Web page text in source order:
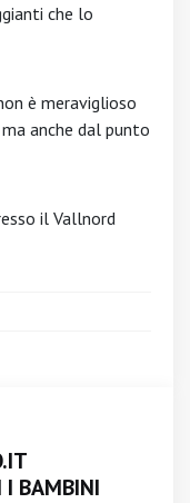
che lo
è meraviglioso
anche dal punto
il Vallnord
I BAMBINI